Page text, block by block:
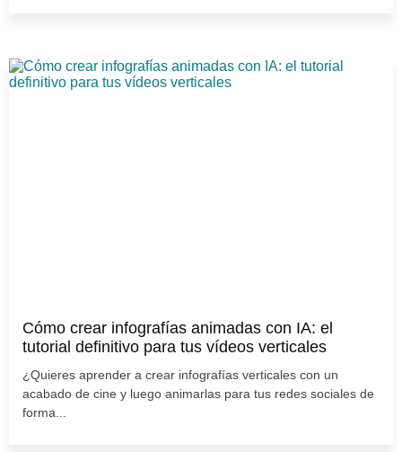
Cómo crear infografías animadas con IA: el
tutorial definitivo para tus vídeos verticales
¿Quieres aprender a crear infografías verticales con un
acabado de cine y luego animarlas para tus redes sociales de
forma...